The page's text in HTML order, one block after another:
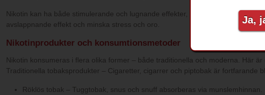
Nikotin kan ha både stimulerande och lugnande effekter, beroende på dos
avslappnande effekt och minska stress och oro.
Nikotinprodukter och konsumtionsmetoder
Nikotin konsumeras i flera olika former – både traditionella och moderna. Här är
Traditionella tobaksprodukter – Cigaretter, cigarrer och piptobak är fortfarande
Röklös tobak – Tuggtobak, snus och snuff absorberas via munslemhinnan.
Ja,